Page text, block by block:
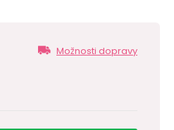
Možnosti dopravy